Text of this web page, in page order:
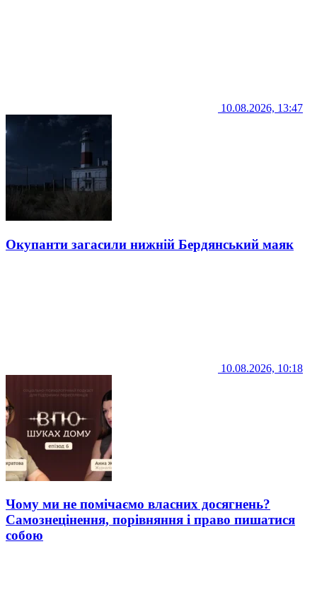
10.08.2026, 13:47
Окупанти загасили нижній Бердянський маяк
10.08.2026, 10:18
Чому ми не помічаємо власних досягнень?
Самознецінення, порівняння і право пишатися
собою